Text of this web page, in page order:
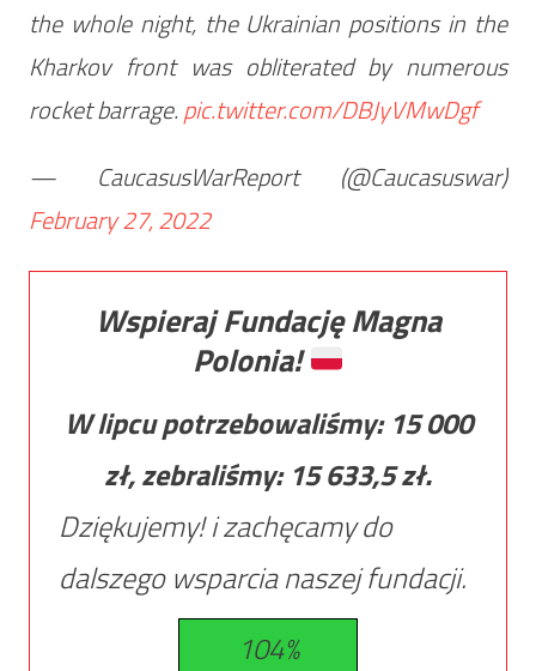
the whole night, the Ukrainian positions in the
Kharkov front was obliterated by numerous
rocket barrage.pic.twitter.com/DBJyVMwDgf
— CaucasusWarReport (@Caucasuswar)
February 27, 2022
Wspieraj Fundację Magna
Polonia!
W lipcu potrzebowaliśmy: 15 000
zł, zebraliśmy: 15 633,5zł.
Dziękujemy! i zachęcamy do
dalszego wsparcia naszej fundacji.
104%